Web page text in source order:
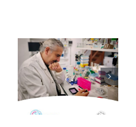
Novità dalla
ricerca
scientifica:
convegno a
Napoli